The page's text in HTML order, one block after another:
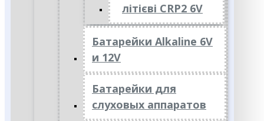
літієві CRP2 6V
Батарейки Alkaline 6V
и 12V
Батарейки для
слуховых аппаратов